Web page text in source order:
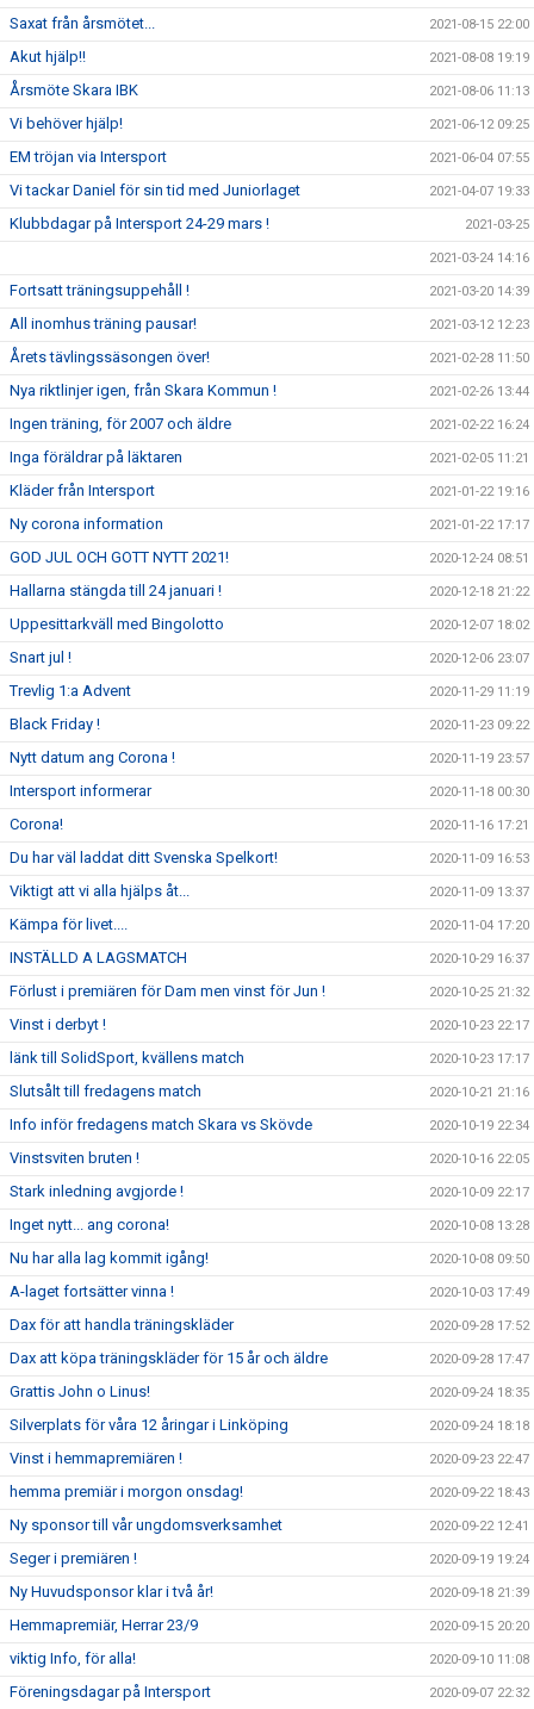
Saxat från årsmötet... 2021-08-15 22:00
Akut hjälp!! 2021-08-08 19:19
Årsmöte Skara IBK 2021-08-06 11:13
Vi behöver hjälp! 2021-06-12 09:25
EM tröjan via Intersport 2021-06-04 07:55
Vi tackar Daniel för sin tid med Juniorlaget 2021-04-07 19:33
Klubbdagar på Intersport 24-29 mars ! 2021-03-25
2021-03-24 14:16
Fortsatt träningsuppehåll ! 2021-03-20 14:39
All inomhus träning pausar! 2021-03-12 12:23
Årets tävlingssäsongen över! 2021-02-28 11:50
Nya riktlinjer igen, från Skara Kommun ! 2021-02-26 13:44
Ingen träning, för 2007 och äldre 2021-02-22 16:24
Inga föräldrar på läktaren 2021-02-05 11:21
Kläder från Intersport 2021-01-22 19:16
Ny corona information 2021-01-22 17:17
GOD JUL OCH GOTT NYTT 2021! 2020-12-24 08:51
Hallarna stängda till 24 januari ! 2020-12-18 21:22
Uppesittarkväll med Bingolotto 2020-12-07 18:02
Snart jul ! 2020-12-06 23:07
Trevlig 1:a Advent 2020-11-29 11:19
Black Friday ! 2020-11-23 09:22
Nytt datum ang Corona ! 2020-11-19 23:57
Intersport informerar 2020-11-18 00:30
Corona! 2020-11-16 17:21
Du har väl laddat ditt Svenska Spelkort! 2020-11-09 16:53
Viktigt att vi alla hjälps åt... 2020-11-09 13:37
Kämpa för livet.... 2020-11-04 17:20
INSTÄLLD A LAGSMATCH 2020-10-29 16:37
Förlust i premiären för Dam men vinst för Jun ! 2020-10-25 21:32
Vinst i derbyt ! 2020-10-23 22:17
länk till SolidSport, kvällens match 2020-10-23 17:17
Slutsålt till fredagens match 2020-10-21 21:16
Info inför fredagens match Skara vs Skövde 2020-10-19 22:34
Vinstsviten bruten ! 2020-10-16 22:05
Stark inledning avgjorde ! 2020-10-09 22:17
Inget nytt... ang corona! 2020-10-08 13:28
Nu har alla lag kommit igång! 2020-10-08 09:50
A-laget fortsätter vinna ! 2020-10-03 17:49
Dax för att handla träningskläder 2020-09-28 17:52
Dax att köpa träningskläder för 15 år och äldre 2020-09-28 17:47
Grattis John o Linus! 2020-09-24 18:35
Silverplats för våra 12 åringar i Linköping 2020-09-24 18:18
Vinst i hemmapremiären ! 2020-09-23 22:47
hemma premiär i morgon onsdag! 2020-09-22 18:43
Ny sponsor till vår ungdomsverksamhet 2020-09-22 12:41
Seger i premiären ! 2020-09-19 19:24
Ny Huvudsponsor klar i två år! 2020-09-18 21:39
Hemmapremiär, Herrar 23/9 2020-09-15 20:20
viktig Info, för alla! 2020-09-10 11:08
Föreningsdagar på Intersport 2020-09-07 22:32